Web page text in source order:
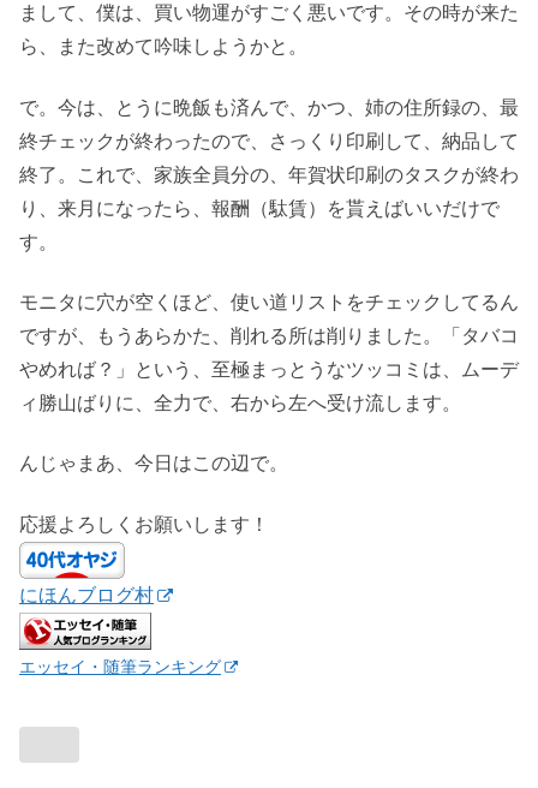
まして、僕は、買い物運がすごく悪いです。その時が来た
ら、また改めて吟味しようかと。
で。今は、とうに晩飯も済んで、かつ、姉の住所録の、最
終チェックが終わったので、さっくり印刷して、納品して
終了。これで、家族全員分の、年賀状印刷のタスクが終わ
り、来月になったら、報酬（駄賃）を貰えばいいだけで
す。
モニタに穴が空くほど、使い道リストをチェックしてるん
ですが、もうあらかた、削れる所は削りました。「タバコ
やめれば？」という、至極まっとうなツッコミは、ムーデ
ィ勝山ばりに、全力で、右から左へ受け流します。
んじゃまあ、今日はこの辺で。
応援よろしくお願いします！
にほんブログ村
エッセイ・随筆ランキング